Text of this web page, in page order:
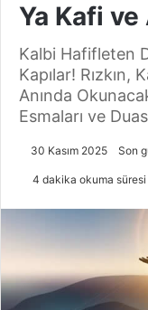
Ya Kafi ve
Kalbi Hafifleten
Kapılar! Rızkın,
Anında
Esmaları ve
30 Kasım 2025 Son
4 dakika okuma süresi